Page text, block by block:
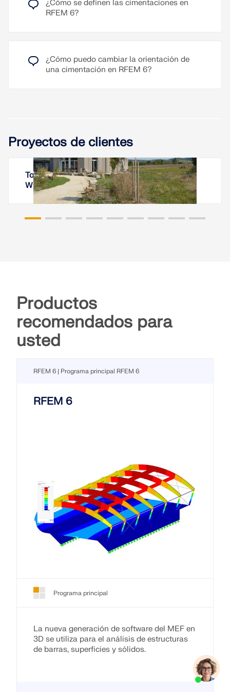
¿Cómo se definen las cimentaciones en
RFEM 6?
¿Cómo puedo cambiar la orientación de
una cimentación en RFEM 6?
Proyectos de clientes
Torre residencial Tempelhof, Kreßberg, Baden-
Württemberg
Productos
recomendados para
usted
RFEM 6 | Programa principal RFEM 6
RFEM 6
Programa principal
La nueva generación de software del MEF en
3D se utiliza para el análisis de estructuras
de barras, superficies y sólidos.